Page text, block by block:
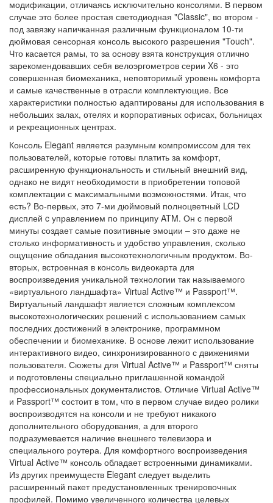
модификации, отличаясь исключительно консолями. В первом
случае это более простая светодиодная "Classic", во втором -
под завязку напичканная различным функционалом 10-ти
дюймовая сенсорная консоль высокого разрешения "Touch".
Что касается рамы, то за основу взята конструкция отлично
зарекомендовавших себя велоэргометров серии X6 - это
совершенная биомеханика, неповторимый уровень комфорта
и самые качественные в отрасли комплектующие. Все
характеристики полностью адаптированы для использования в
небольших залах, отелях и корпоративных офисах, больницах
и рекреационных центрах.
Консоль Elegant является разумным компромиссом для тех
пользователей, которые готовы платить за комфорт,
расширенную функциональность и стильный внешний вид,
однако не видят необходимости в приобретении топовой
комплектации с максимальными возможностями. Итак, что
есть? Во-первых, это 7-ми дюймовый полноцветный LCD
дисплей c управлением по принципу ATM. Он с первой
минуты создает самые позитивные эмоции – это даже не
столько информативность и удобство управления, сколько
ощущение обладания высокотехнологичным продуктом. Во-
вторых, встроенная в консоль видеокарта для
воспроизведения уникальной технологии так называемого
«виртуального ландшафта» Virtual Active™ и Passport™.
Виртуальный ландшафт является сложным комплексом
высокотехнологических решений с использованием самых
последних достижений в электронике, программном
обеспечении и биомеханике. В основе лежит использование
интерактивного видео, синхронизированного с движениями
пользователя. Сюжеты для Virtual Active™ и Passport™ сняты
и подготовлены специально приглашенной командой
профессиональных документалистов. Отличие Virtual Active™
и Passport™ состоит в том, что в первом случае видео ролики
воспроизводятся на консоли и не требуют никакого
дополнительного оборудования, а для второго
подразумевается наличие внешнего телевизора и
специального роутера. Для комфортного воспроизведения
Virtual Active™ консоль обладает встроенными динамиками.
Из других преимуществ Elegant следует выделить
расширенный пакет предустановленных тренировочных
профилей. Помимо увеличенного количества целевых